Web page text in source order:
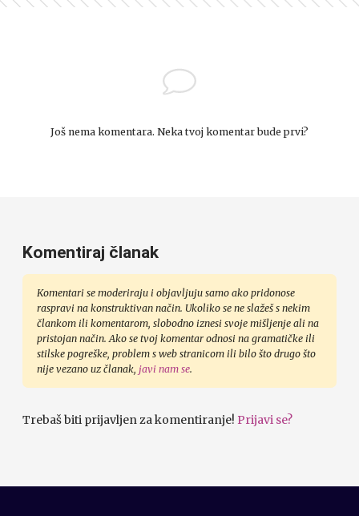
Još nema komentara. Neka tvoj komentar bude prvi?
Komentiraj članak
Komentari se moderiraju i objavljuju samo ako pridonose
raspravi na konstruktivan način. Ukoliko se ne slažeš s nekim
člankom ili komentarom, slobodno iznesi svoje mišljenje ali na
pristojan način. Ako se tvoj komentar odnosi na gramatičke ili
stilske pogreške, problem s web stranicom ili bilo što drugo što
nije vezano uz članak, javi nam se.
Trebaš biti prijavljen za komentiranje! Prijavi se?